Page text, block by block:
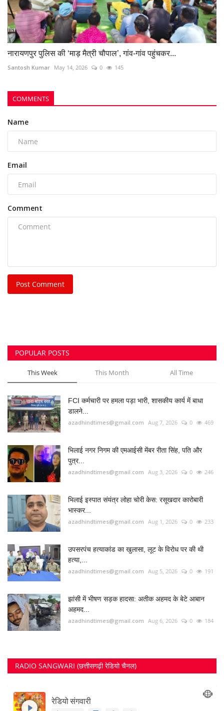
नारायणपुर पुलिस की ‘माड़ मैत्री चौपाल’, गांव-गांव पहुंचकर...
Santosh Kumar May 14, 2026 0 145
COMMENTS
Name
Email
Comment
Post Comment
POPULAR POSTS
This Week This Month All Time
FCI कर्मचारी पर हमला पड़ा भारी, शासकीय कार्य में बाधा
डालने...
azadhindtimes@gmail.com Aug 7, 2026 0 469
भिलाई नगर निगम की एमआईसी मेंबर रीता सिंह, पति और
पुत्र...
azadhindtimes@gmail.com Aug 3, 2026 0 246
भिलाई इस्पात संयंत्र लोहा चोरी केस: रसूखदार कारोबारी
भास्कर...
azadhindtimes@gmail.com Aug 1, 2026 0 233
उपसरपंच हत्याकांड का खुलासा, लूट के विरोध पर की थी
हत्या,...
azadhindtimes@gmail.com Aug 5, 2026 0 191
झांसी में भीषण सड़क हादसा: अतीक अहमद के बेटे आबान
अहमद...
azadhindtimes@gmail.com Aug 6, 2026 0 184
RADIO SANGWARI (छत्तीसगढ़ी रेडियो चैनल)